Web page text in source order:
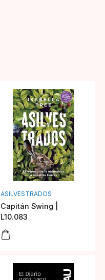
ASILVESTRADOS
Capitán Swing |
L10.083